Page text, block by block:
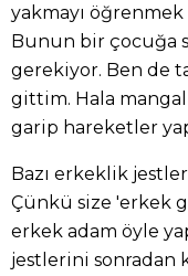
yakmayı
Bunun bir çocuğa
gerekiyor. Ben de
gittim. Hala mangal
garip hareketler
Bazı erkeklik
Çünkü size 'erkek
erkek adam öyle
jestlerini sonradan